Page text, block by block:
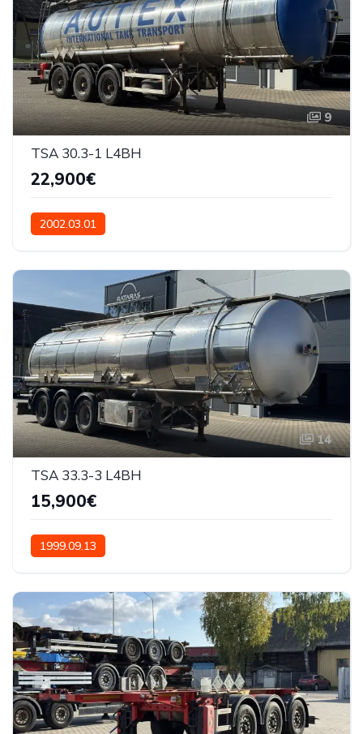
9
TSA 30.3-1 L4BH
22,900€
2002.03.01
14
TSA 33.3-3 L4BH
15,900€
1999.09.13